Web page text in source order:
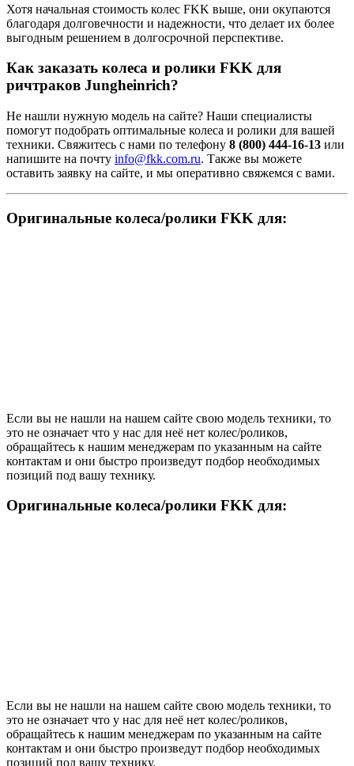
Хотя начальная стоимость колес FKK выше, они окупаются
благодаря долговечности и надежности, что делает их более
выгодным решением в долгосрочной перспективе.
Как заказать колеса и ролики FKK для
ричтраков Jungheinrich?
Не нашли нужную модель на сайте? Наши специалисты
помогут подобрать оптимальные колеса и ролики для вашей
техники. Свяжитесь с нами по телефону 8 (800) 444-16-13 или
напишите на почту info@fkk.com.ru. Также вы можете
оставить заявку на сайте, и мы оперативно свяжемся с вами.
Оригинальные колеса/ролики FKK для:
Если вы не нашли на нашем сайте свою модель техники, то
это не означает что у нас для неё нет колес/роликов,
обращайтесь к нашим менеджерам по указанным на сайте
контактам и они быстро произведут подбор необходимых
позиций под вашу технику.
Оригинальные колеса/ролики FKK для:
Если вы не нашли на нашем сайте свою модель техники, то
это не означает что у нас для неё нет колес/роликов,
обращайтесь к нашим менеджерам по указанным на сайте
контактам и они быстро произведут подбор необходимых
позиций под вашу технику.